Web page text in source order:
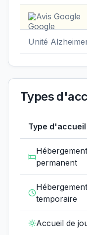
Avis Google
Unité
Types
Type d'accueil
Hébergement
permanent
Hébergement
temporaire
Accueil de